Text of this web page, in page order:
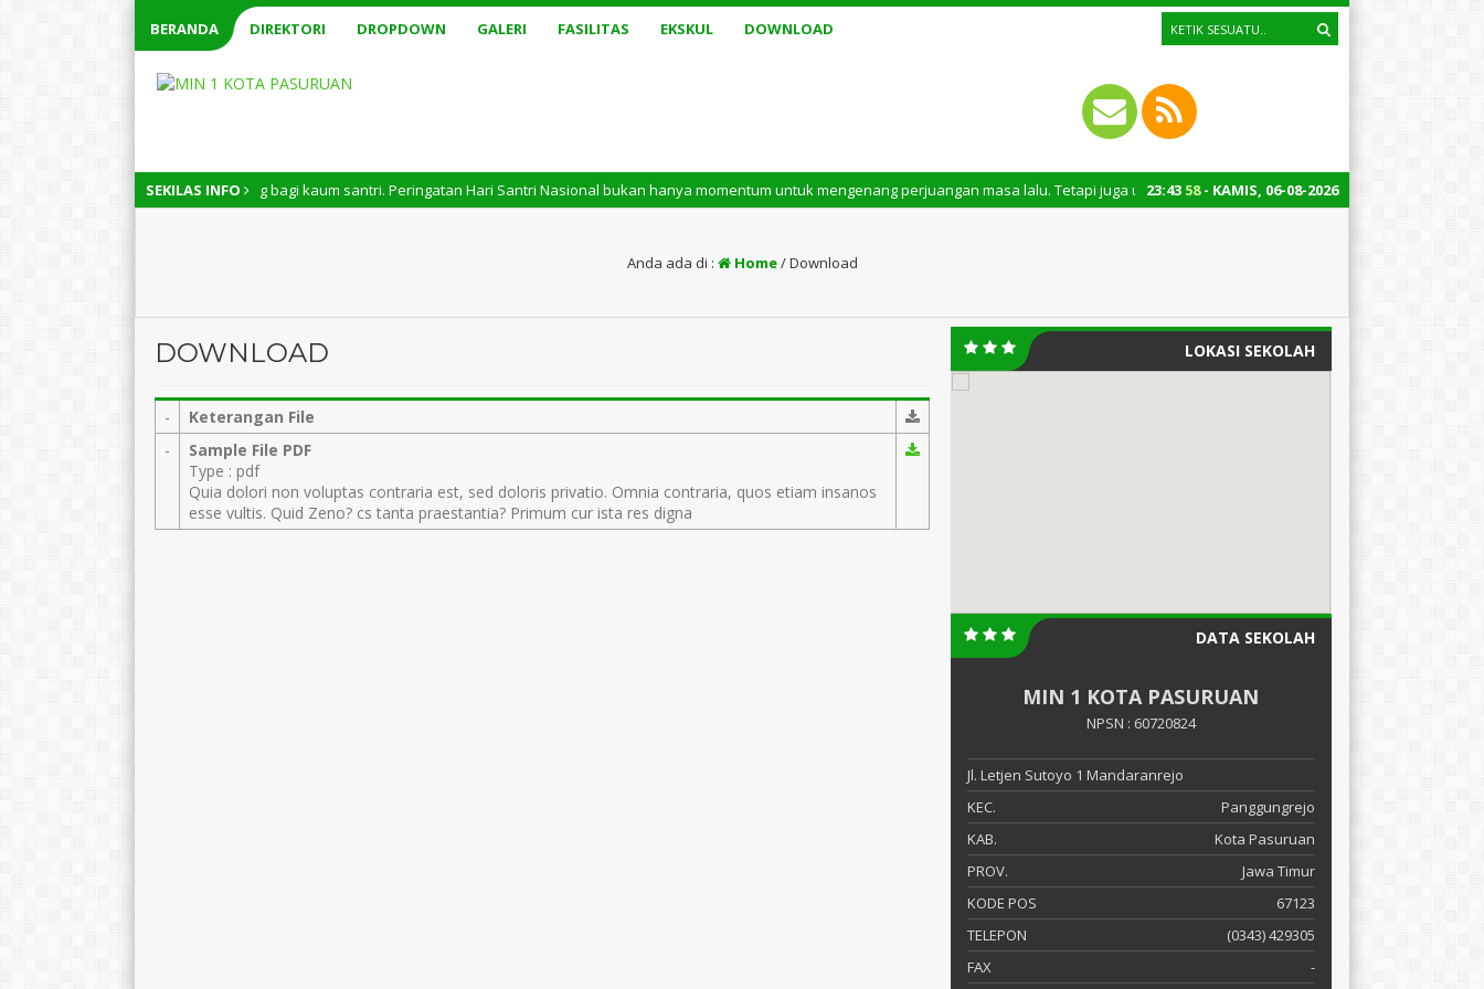
BERANDA DIREKTORI DROPDOWN GALERI FASILITAS EKSKUL DOWNLOAD
SEKILAS INFO 23:43 58- KAMIS, 06-08-2026
memiliki arti penting bagi kaum santri. Peringatan Hari Santri Nasional bukan hanya momentum untuk mengenang perjuangan masa lalu. Tetapi juga untuk mengingatkan kita semua tentang peran penting santri
Anda ada di : Home/Download
DOWNLOAD
-
Keterangan File
-
Sample File PDF
Type : pdf
Quia dolori non voluptas contraria est, sed doloris privatio. Omnia contraria, quos etiam insanos
esse vultis. Quid Zeno? cs tanta praestantia? Primum cur ista res digna
LOKASI SEKOLAH
DATA SEKOLAH
MIN 1 KOTA PASURUAN
NPSN : 60720824
Jl. Letjen Sutoyo 1 Mandaranrejo
KEC.
Panggungrejo
KAB.
Kota Pasuruan
PROV.
Jawa Timur
KODE POS
67123
TELEPON
(0343) 429305
FAX
-